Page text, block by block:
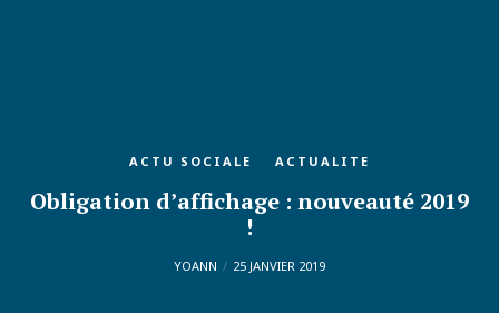
ACTU SOCIALE ACTUALITE
Obligation d’affichage : nouveauté 2019
!
YOANN 25 JANVIER 2019